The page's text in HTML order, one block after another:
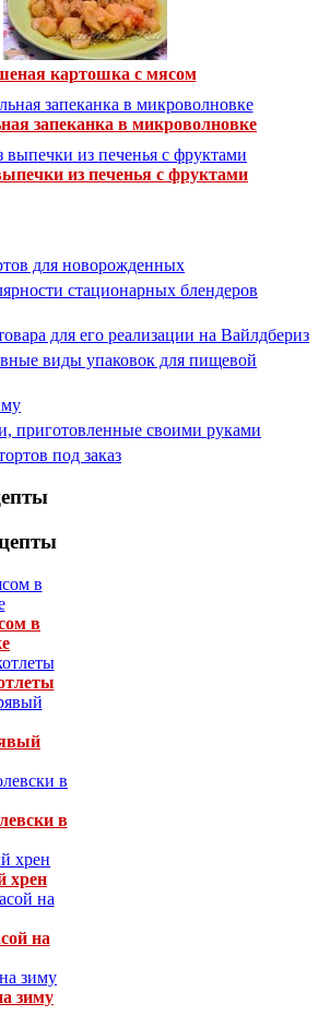
картошка с мясом
запеканка в микроволновке
из печенья с фруктами
для новорожденных
стационарных блендеров
для его реализации на Вайлдбериз
виды упаковок для пищевой
приготовленные своими руками
под заказ
в
в
хрен
на
зиму